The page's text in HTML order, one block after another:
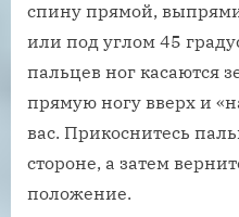
спину прямой,
или под углом 45
пальцев ног касаются
прямую ногу вверх и
вас. Прикоснитесь
стороне, а затем
положение.